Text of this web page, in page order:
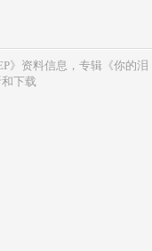
》资料信息，专辑《你的泪
下载